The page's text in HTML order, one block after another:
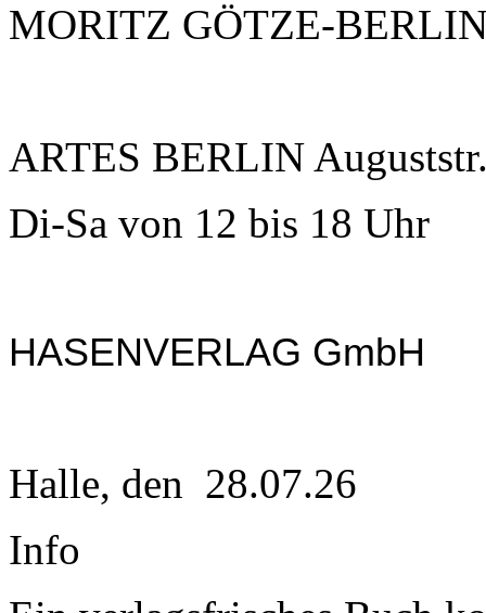
MORITZ GÖTZE-
ARTES BERLIN
Di-Sa von 12 bis 18 Uhr
HASENVERLAG GmbH
Halle, den 28.07.26
Info